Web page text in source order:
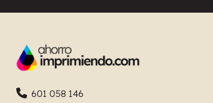
601 058 146